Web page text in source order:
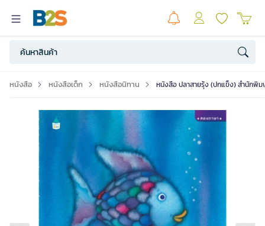
หนังสือ หนังสือเด็ก หนังสือนิทาน หนังสือ ปลาสายรุ้ง (ปกแข็ง) สำนักพิ